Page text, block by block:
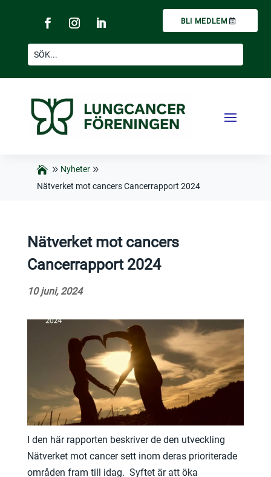
BLI MEDLEM
Nyheter
Nätverket mot cancers Cancerrapport 2024
Nätverket mot cancers
Cancerrapport 2024
10 juni, 2024
I den här rapporten beskriver de den utveckling
Nätverket mot cancer sett inom deras prioriterade
områden fram till idag. Syftet är att öka